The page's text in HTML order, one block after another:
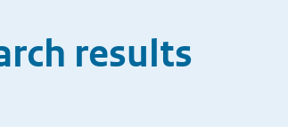
results